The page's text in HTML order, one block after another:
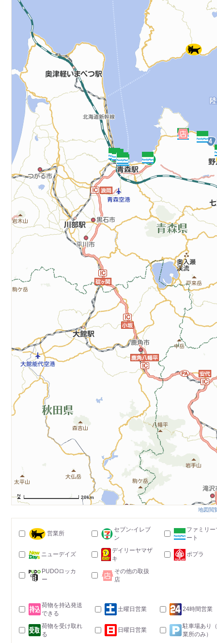
20km
地図閲
営業所
セブン-イレブ
ン
ファミリー
ート
ニューデイズ
デイリーヤマザ
キ
ポプラ
PUDOロッカ
ー
その他の取扱
店
荷物を持込発送
できる
土曜日営業 24時間営業
荷物を受け取れ
る
日曜日営業
駐車場あり
業所のみ）